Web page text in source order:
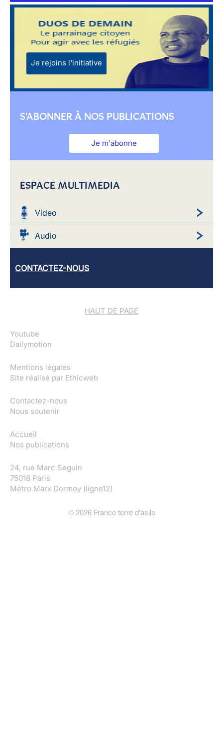
Je rejoins l'initiative
S'ABONNER À NOS PUBLICATIONS
Je m'abonne
ESPACE MULTIMEDIA
Video
Audio
CONTACTEZ-NOUS
HAUT DE PAGE
Youtube
Dailymotion
Mentions légales
Site réalisé par Ethicweb
Contactez-nous
Nous soutenir
Accueil
Nos publications
24, rue Marc Seguin
75018 Paris
Métro Marx Dormoy (ligne12)
©2026France terre d'asile